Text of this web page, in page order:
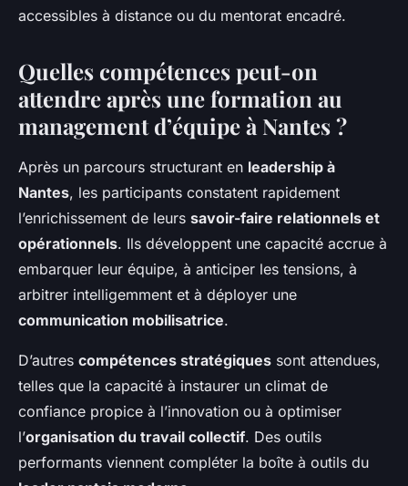
accessibles à distance ou du mentorat encadré.
Quelles compétences peut-on
attendre après une formation au
management d’équipe à Nantes ?
Après un parcours structurant en leadership à
Nantes, les participants constatent rapidement
l’enrichissement de leurs savoir-faire relationnels et
opérationnels. Ils développent une capacité accrue à
embarquer leur équipe, à anticiper les tensions, à
arbitrer intelligemment et à déployer une
communication mobilisatrice.
D’autres compétences stratégiques sont attendues,
telles que la capacité à instaurer un climat de
confiance propice à l’innovation ou à optimiser
l’organisation du travail collectif. Des outils
performants viennent compléter la boîte à outils du